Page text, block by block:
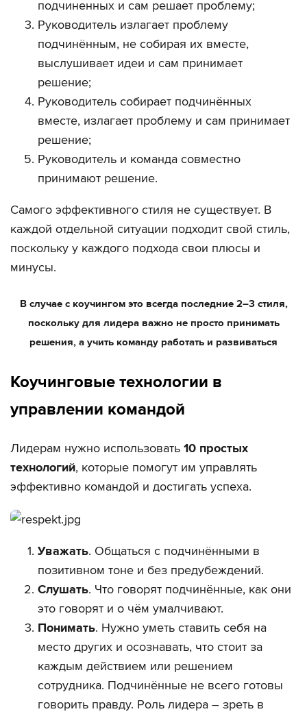
подчиненных и сам решает проблему;
Руководитель излагает проблему
подчинённым, не собирая их вместе,
выслушивает идеи и сам принимает
решение;
Руководитель собирает подчинённых
вместе, излагает проблему и сам принимает
решение;
Руководитель и команда совместно
принимают решение.
Самого эффективного стиля не существует. В
каждой отдельной ситуации подходит свой стиль,
поскольку у каждого подхода свои плюсы и
минусы.
В случае с коучингом это всегда последние 2–3 стиля,
поскольку для лидера важно не просто принимать
решения, а учить команду работать и развиваться
Коучинговые технологии в
управлении командой
Лидерам нужно использовать 10 простых
технологий, которые помогут им управлять
эффективно командой и достигать успеха.
Уважать. Общаться с подчинёнными в
позитивном тоне и без предубеждений.
Слушать. Что говорят подчинённые, как они
это говорят и о чём умалчивают.
Понимать. Нужно уметь ставить себя на
место других и осознавать, что стоит за
каждым действием или решением
сотрудника. Подчинённые не всего готовы
говорить правду. Роль лидера – зреть в